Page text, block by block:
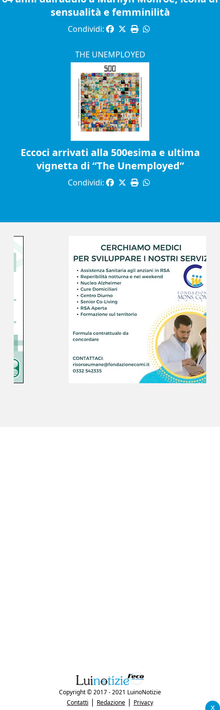
sensualità e femminilità
Condividi:
THE UNEMPLOYED
Eccoci arrivati alla 500esima e ultima
vignetta di “The Unemployed”
Condividi:
x
Copyright © 2017 - 2021 LuinoNotizie
Contatti | Redazione | Privacy